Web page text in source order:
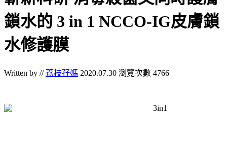
鎖水的 3 in 1 NCCO-IG皮膚鎖
水修護膜
Written by // 荔枝孖媽 2020.07.30 瀏覽次數 4766